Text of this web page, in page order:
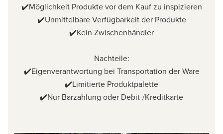
✔️Möglichkeit Produkte vor dem Kauf zu inspizieren
✔️Unmittelbare Verfügbarkeit der Produkte
✔️Kein Zwischenhändler
Nachteile:
✔️Eigenverantwortung bei Transportation der Ware
✔️Limitierte Produktpalette
✔️Nur Barzahlung oder Debit-/Kreditkarte